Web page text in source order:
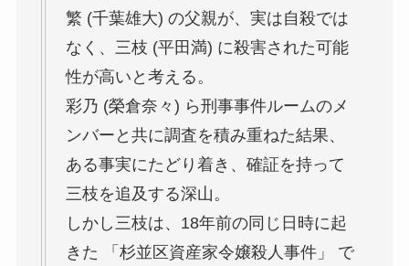
繁 (千葉雄大) の父親が、実は自殺では
なく、三枝 (平田満) に殺害された可能
性が高いと考える。
彩乃 (榮倉奈々) ら刑事事件ルームのメ
ンバーと共に調査を積み重ねた結果、
ある事実にたどり着き、確証を持って
三枝を追及する深山。
しかし三枝は、18年前の同じ日時に起
きた 「杉並区資産家令嬢殺人事件」 で